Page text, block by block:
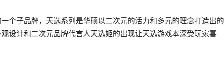
个子品牌，天选系列是华硕以二次元的活力和多元的理念打造出的
设计和二次元品牌代言人天选姬的出现让天选游戏本深受玩家喜